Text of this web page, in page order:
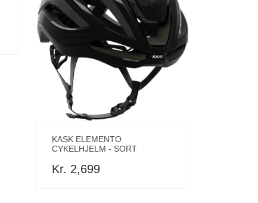
KASK ELEMENTO
CYKELHJELM - SORT
Kr. 2,699